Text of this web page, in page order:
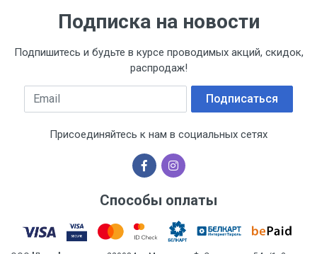
Подписка на новости
Подпишитесь и будьте в курсе проводимых акций, скидок,
распродаж!
Email Подписаться
Присоединяйтесь к нам в социальных сетях
Способы оплаты